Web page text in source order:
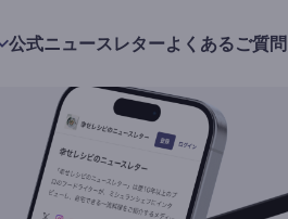
公式ニュースレターよくあるご質問